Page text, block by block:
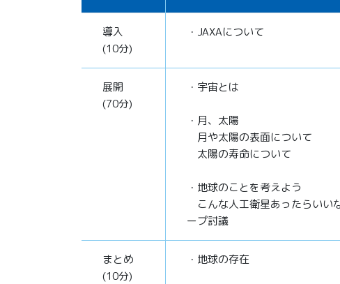
導入
(10分)
・JAXAについて
展開
(70分)
・宇宙とは
・月、太陽
月や太陽の表面について
太陽の寿命について
・地球のことを考えよう
こんな人工衛星あったらいい
ープ討議
まとめ
(10分)
・地球の存在